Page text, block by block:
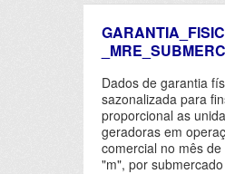
Dados de garantia
sazonalizada para
proporcional as
geradoras em
comercial no mês
"m", por